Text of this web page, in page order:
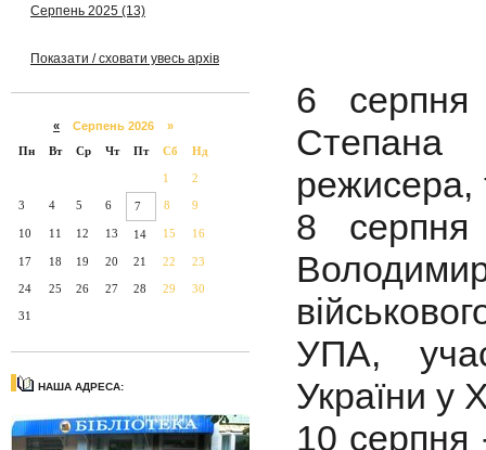
Серпень 2025 (13)
Показати / сховати увесь архів
« Серпень 2026 »
Пн
Вт Ср Чт Пт Сб Нд
1 2
3 4 5 6 7 8 9
10 11 12 13 14 15 16
17 18 19 20 21 22 23
24 25 26 27 28 29 30
31
НАША АДРЕСА:
6
Степана
режисера,
8
УПА,
України у
10 серпня